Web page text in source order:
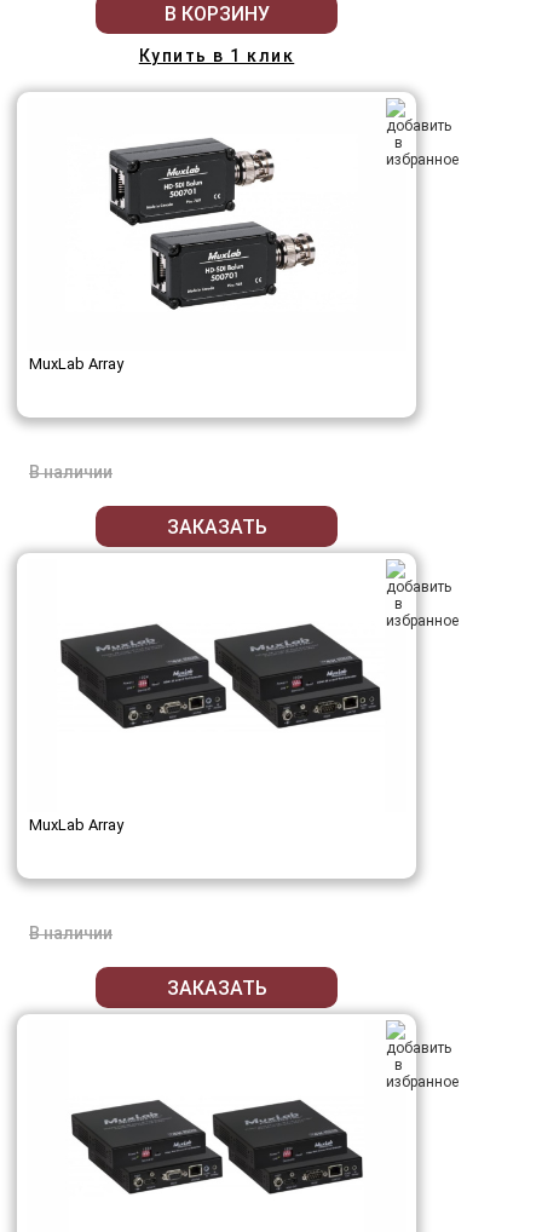
В КОРЗИНУ
Купить в 1 клик
MuxLab Array
В наличии
ЗАКАЗАТЬ
MuxLab Array
В наличии
ЗАКАЗАТЬ